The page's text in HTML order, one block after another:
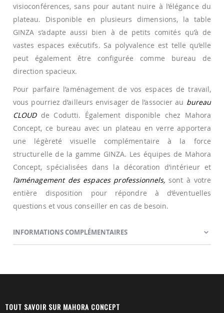
visioconférences, sans pour autant nuire à l’élégance du
plateau. Disponible en plusieurs dimensions, la table
GINZA s’adapte aussi bien à de petits comités qu’à de
vastes espaces exécutifs. Sa polyvalence est telle qu’elle
peut également être configurée comme bureau de
direction spacieux.
Pour parfaire l’aménagement de vos espaces de travail,
vous pourriez d’ailleurs envisager de l’associer au bureau
CLOUDde Codutti. Également disponible chez Mahora
Concept, ce bureau avec un plateau en verre apportera
une légèreté visuelle complémentaire à la force
structurelle de la gamme GINZA. Les équipes de Mahora
Concept, spécialisées dans la décoration d’intérieur et
l’aménagement des espaces professionnels, sont à votre
entière disposition pour répondre à d’éventuelles
questions et vous conseiller en cas de besoin.
INFORMATIONS COMPLÉMENTAIRES
TOUT SAVOIR SUR MAHORA CONCEPT